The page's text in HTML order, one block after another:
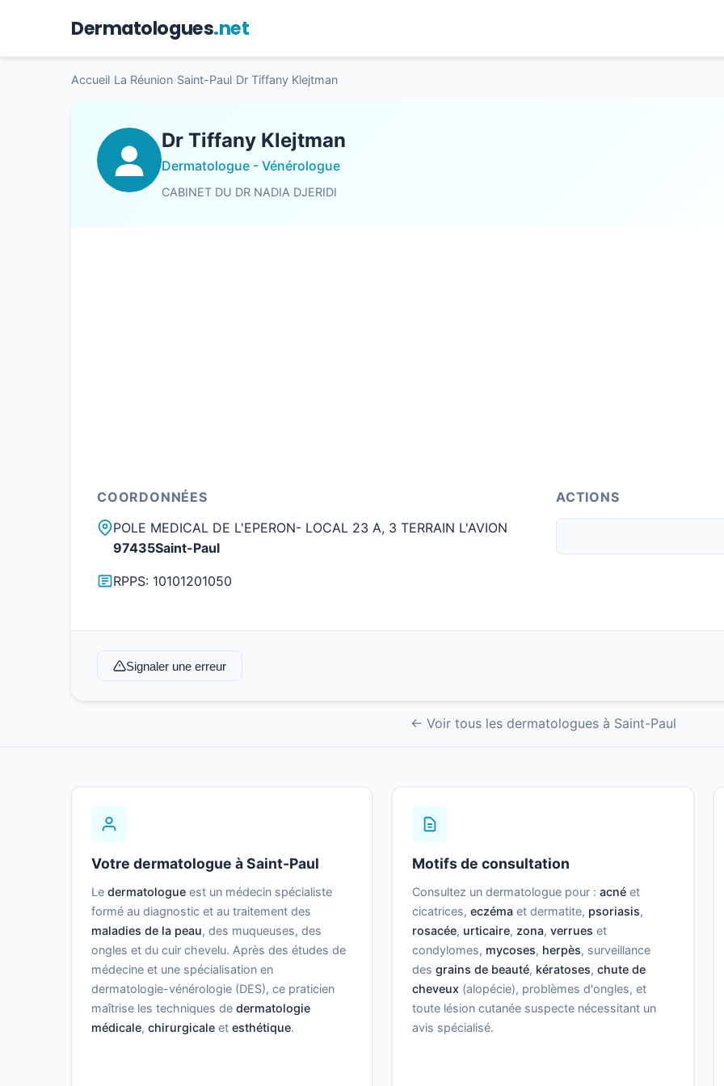
Dermatologues.net
Accueil La Réunion Saint-Paul Dr Tiffany Klejtman
Dr Tiffany Klejtman
Dermatologue - Vénérologue
CABINET DU DR NADIA DJERIDI
COORDONNÉES
POLE MEDICAL DE L'EPERON- LOCAL 23 A, 3 TERRAIN L'AVION
97435Saint-Paul
RPPS: 10101201050
ACTIONS
Signaler une erreur
← Voir tous les dermatologues à Saint-Paul
Votre dermatologue à Saint-Paul
Le dermatologue est un médecin spécialiste
formé au diagnostic et au traitement des
maladies de la peau, des muqueuses, des
ongles et du cuir chevelu. Après des études de
médecine et une spécialisation en
dermatologie-vénérologie (DES), ce praticien
maîtrise les techniques de dermatologie
médicale, chirurgicale et esthétique.
Motifs de consultation
Consultez un dermatologue pour :acné et
cicatrices,eczéma et dermatite, psoriasis,
rosacée, urticaire, zona,verrues et
condylomes, mycoses, herpès, surveillance
desgrains de beauté, kératoses,chute de
cheveux (alopécie), problèmes d'ongles, et
toute lésion cutanée suspecte nécessitant un
avis spécialisé.